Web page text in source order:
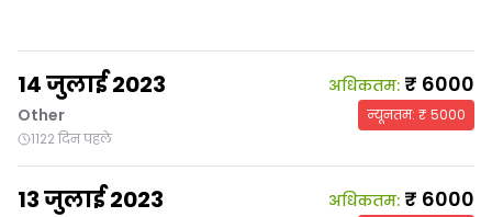
14 जुलाई 2023
Other
1122 दिन पहले
अधिकतम: ₹ 6000
न्यूनतम: ₹5000
13 जुलाई 2023 अधिकतम: ₹ 6000